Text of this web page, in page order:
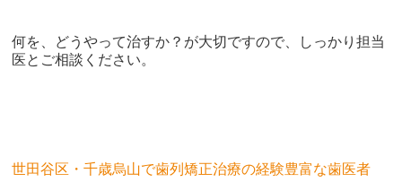
何を、どうやって治すか？が大切ですので、しっかり担当
医とご相談ください。
世田谷区・千歳烏山で歯列矯正治療の経験豊富な歯医者